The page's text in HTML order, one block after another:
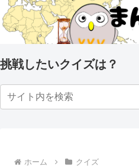
挑戦したいクイズは？
ホーム クイズ